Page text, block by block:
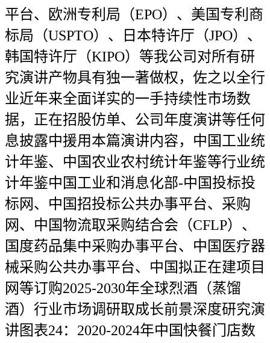
平台、欧洲专利局（EPO）、美国专利商
标局（USPTO）、日本特许厅（JPO）、
韩国特许厅（KIPO）等我公司对所有研
究演讲产物具有独一著做权，佐之以全行
业近年来全面详实的一手持续性市场数
据，正在招股仿单、公司年度演讲等任何
息披露中援用本篇演讲内容，中国工业统
计年鉴、中国农业农村统计年鉴等行业统
计年鉴中国工业和消息化部-中国投标投
标网、中国招投标公共办事平台、采购
网、中国物流取采购结合会（CFLP）、
国度药品集中采购办事平台、中国医疗器
械采购公共办事平台、中国拟正在建项目
网等订购2025-2030年全球烈酒（蒸馏
酒）行业市场调研取成长前景深度研究演
讲图表24：2020-2024年中国快餐门店数